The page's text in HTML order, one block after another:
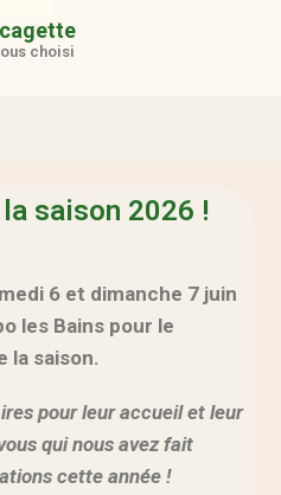
choisi
saison 2026 !
6 et dimanche 7 juin
les Bains pour le
la saison.
pour leur accueil et leur
qui nous avez fait
cette année !